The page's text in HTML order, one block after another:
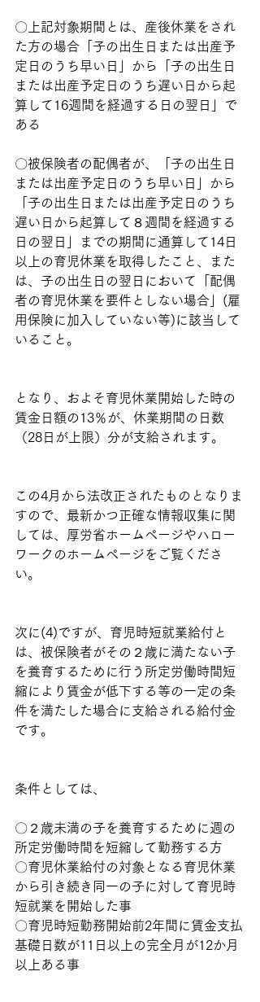
〇上記対象期間とは、産後休業をされ
た方の場合「子の出生日または出産予
定日のうち早い日」から「子の出生日
または出産予定日のうち遅い日から起
算して16週間を経過する日の翌日」で
ある
〇被保険者の配偶者が、「子の出生日
または出産予定日のうち早い日」から
「子の出生日または出産予定日のうち
遅い日から起算して８週間を経過する
日の翌日」までの期間に通算して14日
以上の育児休業を取得したこと、また
は、子の出生日の翌日において「配偶
者の育児休業を要件としない場合」(雇
用保険に加入していない等)に該当して
いること。
となり、およそ育児休業開始した時の
賃金日額の13％が、休業期間の日数
（28日が上限）分が支給されます。
この4月から法改正されたものとなりま
すので、最新かつ正確な情報収集に関
しては、厚労省ホームページやハロー
ワークのホームページをご覧くださ
い。
次に(4)ですが、育児時短就業給付と
は、被保険者がその２歳に満たない子
を養育するために行う所定労働時間短
縮により賃金が低下する等の一定の条
件を満たした場合に支給される給付金
です。
条件としては、
〇２歳未満の子を養育するために週の
所定労働時間を短縮して勤務する方
〇育児休業給付の対象となる育児休業
から引き続き同一の子に対して育児時
短就業を開始した事
〇育児時短勤務開始前2年間に賃金支払
基礎日数が11日以上の完全月が12か月
以上ある事